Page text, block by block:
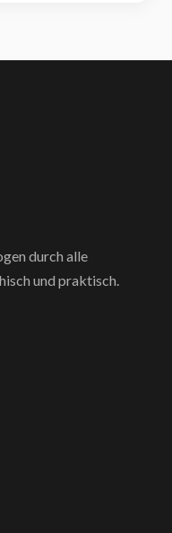
durch alle
und praktisch.